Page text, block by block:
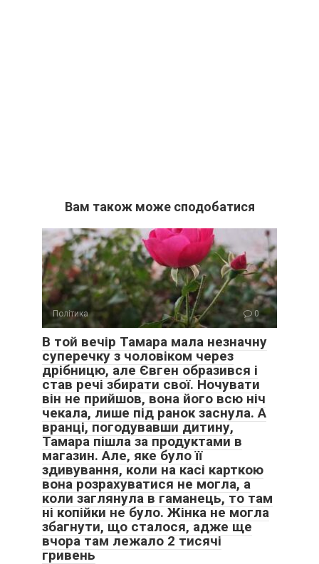
Вам також може сподобатися
Політика 0
В той вечір Тамара мала незначну
суперечку з чоловіком через
дрібницю, але Євген образився і
став речі збирати свої. Ночувати
він не прийшов, вона його всю ніч
чекала, лише під ранок заснула. А
вранці, погодувавши дитину,
Тамара пішла за продуктами в
магазин. Але, яке було її
здивування, коли на касі карткою
вона розрахуватися не могла, а
коли заглянула в гаманець, то там
ні копійки не було. Жінка не могла
збагнути, що сталося, адже ще
вчора там лежало 2 тисячі
гривень